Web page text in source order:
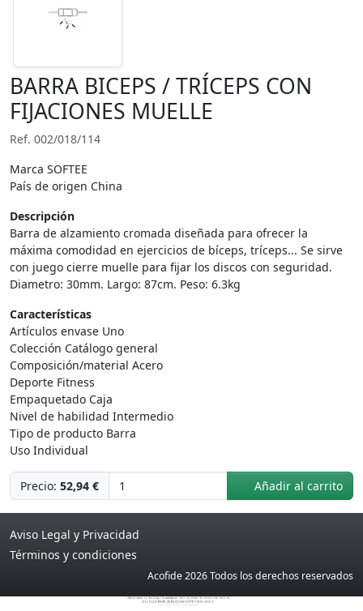
BARRA BICEPS / TRÍCEPS CON
FIJACIONES MUELLE
Ref. 002/018/114
Marca SOFTEE
País de origen China
Descripción
Barra de alzamiento cromada diseñada para ofrecer la
máxima comodidad en ejercicios de bíceps, tríceps... Se sirve
con juego cierre muelle para fijar los discos con seguridad.
Diametro: 30mm. Largo: 87cm. Peso: 6.3kg
Características
Artículos envase Uno
Colección Catálogo general
Composición/material Acero
Deporte Fitness
Empaquetado Caja
Nivel de habilidad Intermedio
Tipo de producto Barra
Uso Individual
Precio: 52,94 € Añadir al carrito
Aviso Legal y Privacidad
Términos y condiciones
Acofide 2026 Todos los derechos reservados